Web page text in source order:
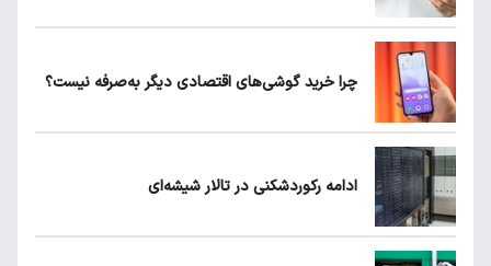
چرا خرید گوشی‌های اقتصادی دیگر به‌صرفه نیست؟
ادامه رکوردشکنی در تالار شیشه‌ای